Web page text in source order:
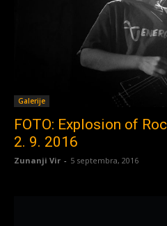
Galerije
FOTO: Explosion of
2. 9. 2016
Zunanji Vir - 5 septembra, 2016